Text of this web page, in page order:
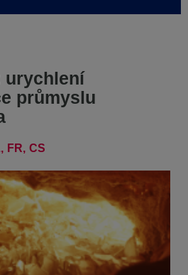
urychlení
průmyslu
FR CS